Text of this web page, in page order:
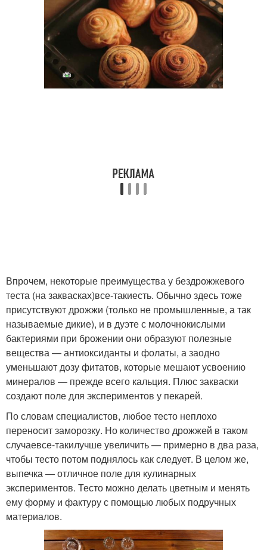
Впрочем, некоторые преимущества у бездрожжевого
теста (на заквасках)все-такиесть. Обычно здесь тоже
присутствуют дрожжи (только не промышленные, а так
называемые дикие), и в дуэте с молочнокислыми
бактериями при брожении они образуют полезные
вещества — антиоксиданты и фолаты, а заодно
уменьшают дозу фитатов, которые мешают усвоению
минералов — прежде всего кальция. Плюс закваски
создают поле для экспериментов у пекарей.
По словам специалистов, любое тесто неплохо
переносит заморозку. Но количество дрожжей в таком
случаевсе-такилучше увеличить — примерно в два раза,
чтобы тесто потом поднялось как следует. В целом же,
выпечка — отличное поле для кулинарных
экспериментов. Тесто можно делать цветным и менять
ему форму и фактуру с помощью любых подручных
материалов.